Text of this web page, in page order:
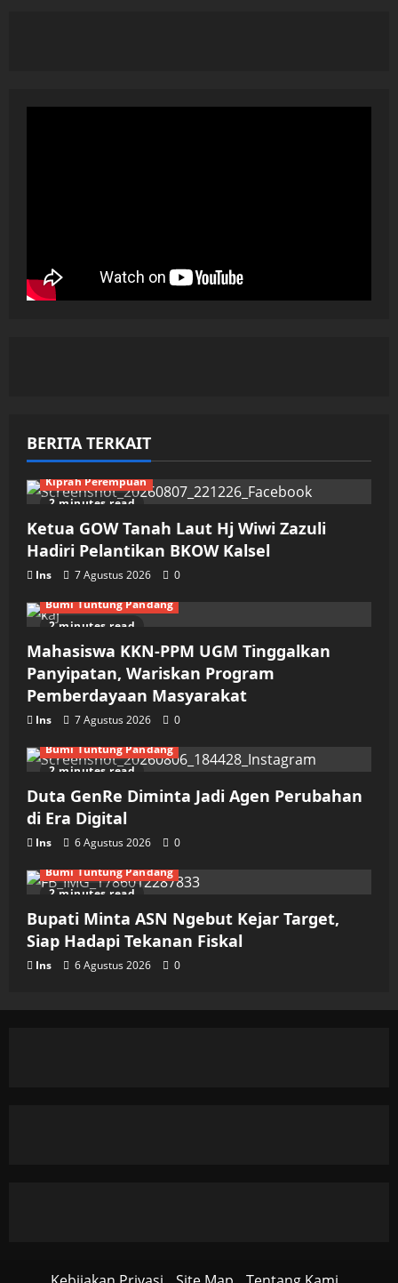
BERITA TERKAIT
2 minutes read
Kiprah Perempuan
Ketua GOW Tanah Laut Hj Wiwi Zazuli
Hadiri Pelantikan BKOW Kalsel
Ins 7 Agustus 2026 0
2 minutes read
Bumi Tuntung Pandang
Mahasiswa KKN-PPM UGM Tinggalkan
Panyipatan, Wariskan Program
Pemberdayaan Masyarakat
Ins 7 Agustus 2026 0
2 minutes read
Bumi Tuntung Pandang
Duta GenRe Diminta Jadi Agen Perubahan
di Era Digital
Ins 6 Agustus 2026 0
2 minutes read
Bumi Tuntung Pandang
Bupati Minta ASN Ngebut Kejar Target,
Siap Hadapi Tekanan Fiskal
Ins 6 Agustus 2026 0